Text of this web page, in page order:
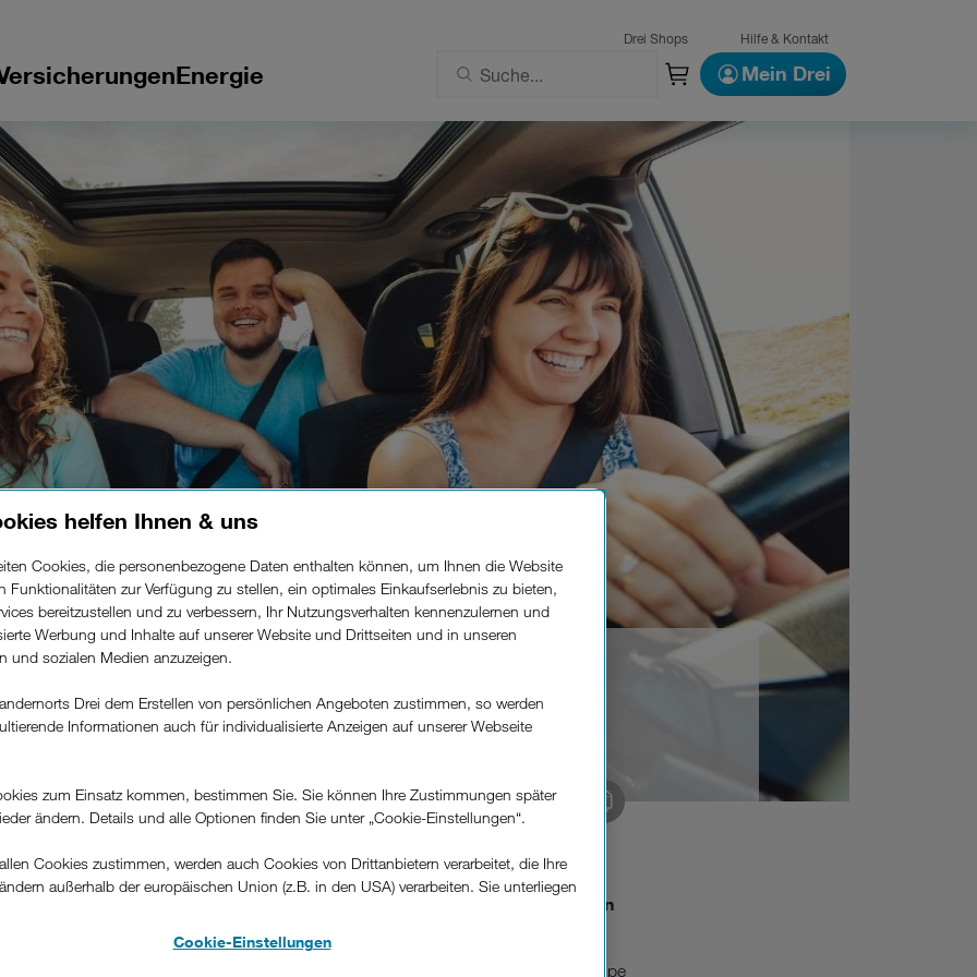
Drei Shops Hilfe & Kontakt
Energie Mein Drei
für Ihr Auto.
FacebookTwitterLinkedIn
E-Mail Link des Blogs kopieren
ist an vielen Tagen Stressfaktor genug. Wenn ein Roadtrip mit dem
oder das tägliche Pendeln in die Arbeit komfortabler gestaltet werden
coole Gadgets für Ihr Auto, von denen Sie bei jeder Fahrt profitieren.
unter die Lupe
helfen Ihnen & uns
Cookies, die personenbezogene Daten enthalten können, um Ihnen die Website
Funktionalitäten zur Verfügung zu stellen, ein optimales Einkaufserlebnis zu bieten,
bereitzustellen und zu verbessern, Ihr Nutzungsverhalten kennenzulernen und
Werbung und Inhalte auf unserer Website und Drittseiten und in unseren
und sozialen Medien anzuzeigen.
Drei dem Erstellen von persönlichen Angeboten zustimmen, so werden
Informationen auch für individualisierte Anzeigen auf unserer Webseite
zum Einsatz kommen, bestimmen Sie. Sie können Ihre Zustimmungen später
ändern. Details und alle Optionen finden Sie unter „Cookie-Einstellungen“.
Cookies zustimmen, werden auch Cookies von Drittanbietern verarbeitet, die Ihre
außerhalb der europäischen Union (z.B. in den USA) verarbeiten. Sie unterliegen
Cookie-Einstellungen